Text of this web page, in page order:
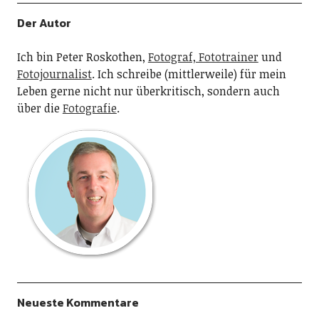
Der Autor
Ich bin Peter Roskothen, Fotograf, Fototrainer und
Fotojournalist. Ich schreibe (mittlerweile) für mein
Leben gerne nicht nur überkritisch, sondern auch
über dieFotografie.
Neueste Kommentare